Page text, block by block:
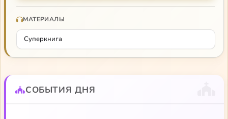
МАТЕРИАЛЫ
Суперкнига
СОБЫТИЯ ДНЯ